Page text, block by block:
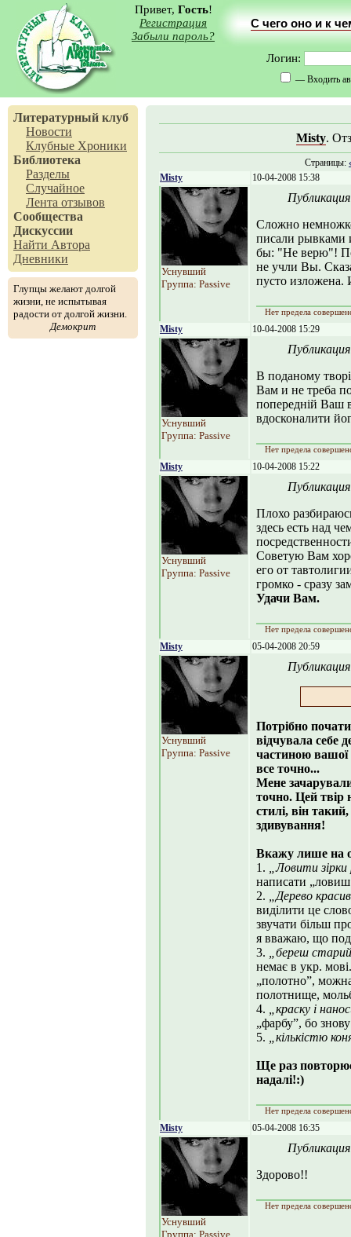
Привет, Гость!
Регистрация
Забыли пароль?
С чего оно и к
Логин:
— Входить
Литературный клуб
Новости
Клубные Хроники
Библиотека
Разделы
Случайное
Лента отзывов
Сообщества
Дискуссии
Найти Автора
Дневники
Глупцы желают долгой
жизни, не испытывая
радости от долгой жизни.
Демокрит
Misty.
Страницы:
Misty
10-04-2008 15:38
Уснувший
Группа: Passive
Сложно
писали рывками
бы: "Не верю"!
не учли Вы.
пусто изложена.
Нет предела
Misty 10-04-2008 15:29
Уснувший
Группа: Passive
В поданому
Вам и не треба
попередній Ваш
вдосконалити
Нет предела
Misty 10-04-2008 15:22
Уснувший
Группа: Passive
Плохо
здесь есть над
Советую Вам
его от
громко - сразу
Удачи Вам.
Нет предела
Misty 05-04-2008 20:59
Уснувший
Группа: Passive
Потрібно
відчувала себе
частиною вашої
все точно...
Мене
точно. Цей твір
стилі, він
здивування!
Вкажу лише на
1.
„Ловити
написати
2.
„Дерево
виділити це
звучати більш
я вважаю, що
3.
„береш
немає в укр.
„полотно”,
полотнище,
4.
„краску і
„фарбу”, бо
5. „кількістю
Ще раз
надалі!:)
Нет предела
Misty 05-04-2008 16:35
Уснувший
Группа: Passive
Здорово!!
Нет предела